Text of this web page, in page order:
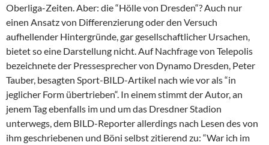
Oberliga-Zeiten. Aber: die “Hölle von Dresden“? Auch nur
einen Ansatz von Differenzierung oder den Versuch
aufhellender Hintergründe, gar gesellschaftlicher Ursachen,
bietet so eine Darstellung nicht. Auf Nachfrage von Telepolis
bezeichnete der Pressesprecher von Dynamo Dresden, Peter
Tauber, besagten Sport-BILD-Artikel nach wie vor als “in
jeglicher Form übertrieben“. In einem stimmt der Autor, an
jenem Tag ebenfalls im und um das Dresdner Stadion
unterwegs, dem BILD-Reporter allerdings nach Lesen des von
ihm geschriebenen und Böni selbst zitierend zu: “War ich im